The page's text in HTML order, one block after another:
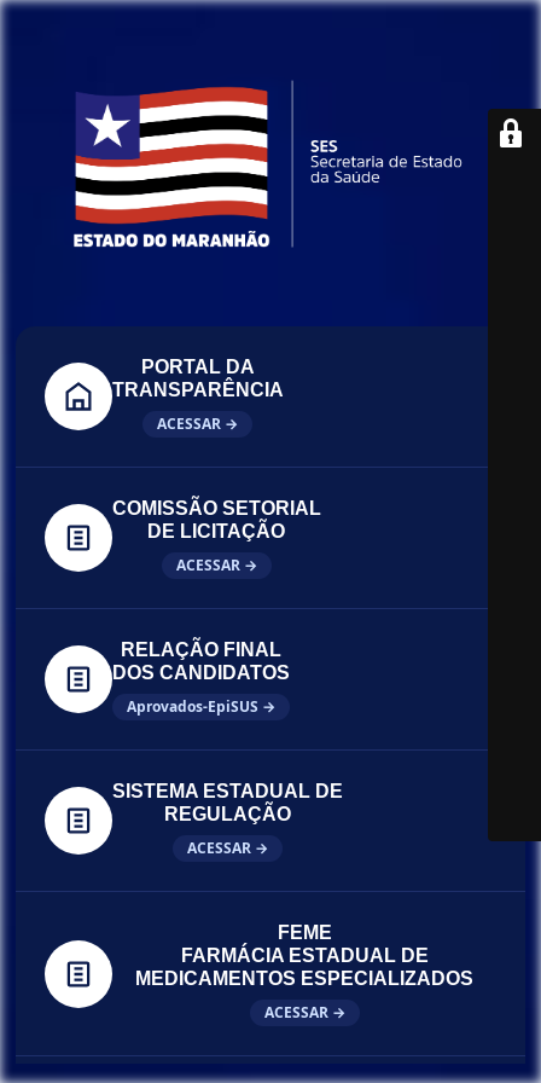
PORTAL DA
TRANSPARÊNCIA
ACESSAR →
COMISSÃO SETORIAL
DE LICITAÇÃO
ACESSAR →
RELAÇÃO FINAL
DOS CANDIDATOS
Aprovados-EpiSUS →
SISTEMA ESTADUAL DE
REGULAÇÃO
ACESSAR →
FEME
FARMÁCIA ESTADUAL DE
MEDICAMENTOS ESPECIALIZADOS
ACESSAR →